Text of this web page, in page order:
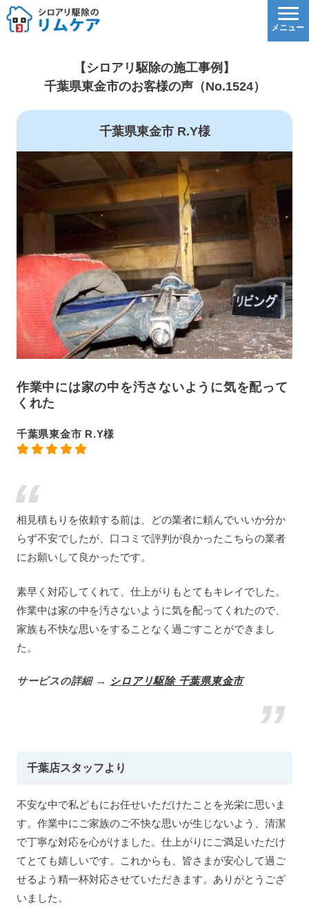
【シロアリ駆除の施工事例】
千葉県東金市のお客様の声（No.1524）
千葉県東金市 R.Y様
作業中には家の中を汚さないように気を配って
くれた
千葉県東金市 R.Y様
相見積もりを依頼する前は、どの業者に頼んでいいか分か
らず不安でしたが、口コミで評判が良かったこちらの業者
にお願いして良かったです。
素早く対応してくれて、仕上がりもとてもキレイでした。
作業中は家の中を汚さないように気を配ってくれたので、
家族も不快な思いをすることなく過ごすことができまし
た。
サービスの詳細 → シロアリ駆除 千葉県東金市
千葉店スタッフより
不安な中で私どもにお任せいただけたことを光栄に思いま
す。作業中にご家族のご不快な思いが生じないよう、清潔
で丁寧な対応を心がけました。仕上がりにご満足いただけ
てとても嬉しいです。これからも、皆さまが安心して過ご
せるよう精一杯対応させていただきます。ありがとうござ
いました。